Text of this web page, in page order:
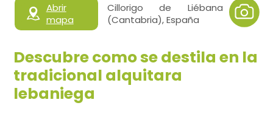
Abrir
mapa
Cillorigo de Liébana
(Cantabria), España
Descubre como se destila en la
tradicional alquitara
lebaniega